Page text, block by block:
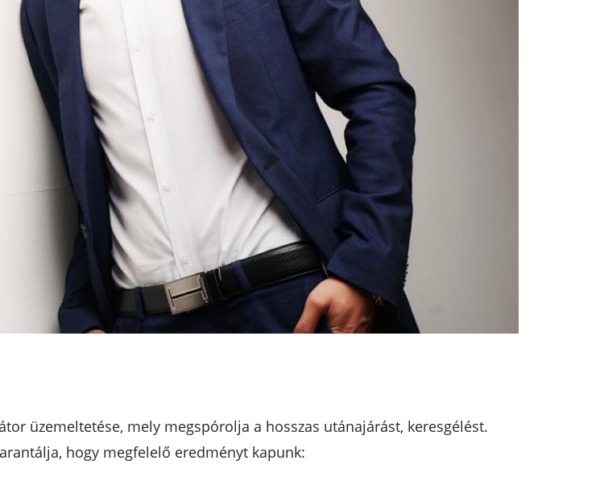
üzemeltetése, mely megspórolja a hosszas utánajárást, keresgélést.
hogy megfelelő eredményt kapunk: